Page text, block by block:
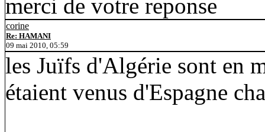
merci de votre reponse
corine
Re: HAMANI
09 mai 2010, 05:59
les Juïfs d'Algérie sont en
étaient venus d'Espagne